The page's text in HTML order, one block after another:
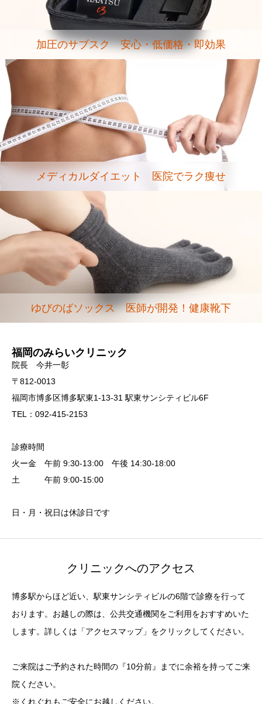
加圧のサブスク 安心・低価格・即効果
メディカルダイエット 医院でラク痩せ
ゆびのばソックス 医師が開発！健康靴下
福岡のみらいクリニック
院長 今井一彰
〒812-0013
福岡市博多区博多駅東1-13-31 駅東サンシティビル6F
TEL：092-415-2153
診療時間
火ー金 午前 9:30-13:00 午後 14:30-18:00
土 午前 9:00-15:00
日・月・祝日は休診日です
クリニックへのアクセス
博多駅からほど近い、駅東サンシティビルの6階で診療を行って
おります。お越しの際は、公共交通機関をご利用をおすすめいた
します。詳しくは「アクセスマップ」をクリックしてください。
ご来院はご予約された時間の『10分前』までに余裕を持ってご来
院ください。
※くれぐれもご安全にお越しください。